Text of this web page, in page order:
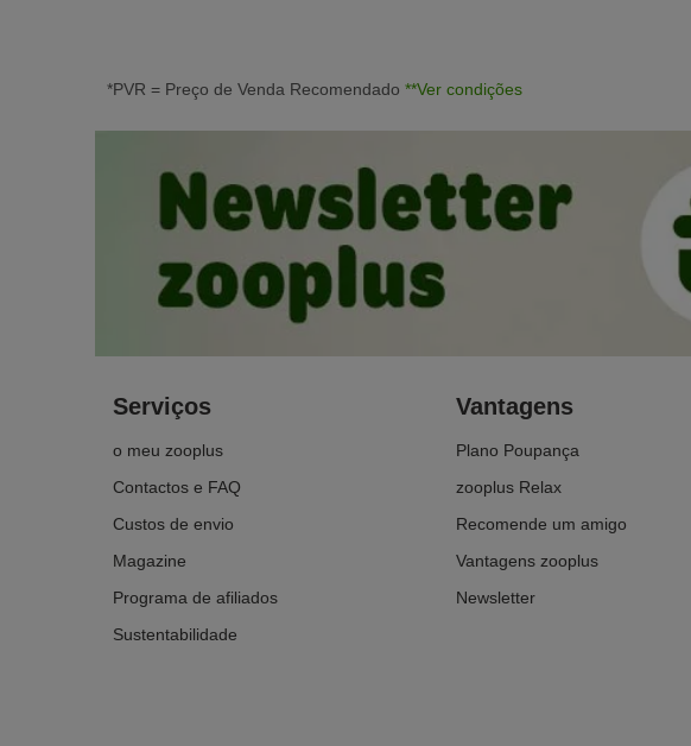
*PVR = Preço de Venda Recomendado **Ver condições
Serviços
o meu zooplus
Contactos e FAQ
Custos de envio
Magazine
Programa de afiliados
Sustentabilidade
Vantagens
Plano Poupança
zooplus Relax
Recomende um amigo
Vantagens zooplus
Newsletter